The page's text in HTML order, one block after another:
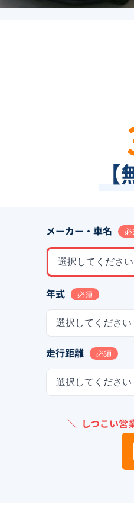
メーカー・車名
選択してください
年式 必須
選択してください
走行距離 必須
選択してください
＼ しつこい営